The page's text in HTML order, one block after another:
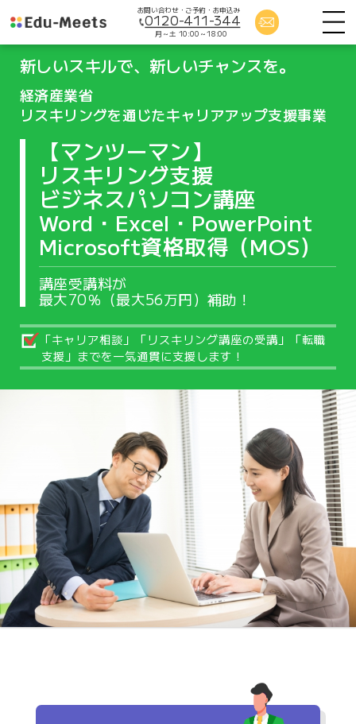
お問い合わせ・ご予約・お申込み
0120-411-344
月～土 10:00～18:00
新しいスキルで、新しいチャンスを。
経済産業省
リスキリングを通じたキャリアアップ支援事業
【マンツーマン】
リスキリング支援
ビジネスパソコン講座
Word・Excel・PowerPoint
Microsoft資格取得（MOS）
講座受講料が
最大70％（最大56万円）補助！
「キャリア相談」「リスキリング講座の受講」「転職
支援」までを一気通貫に支援します！